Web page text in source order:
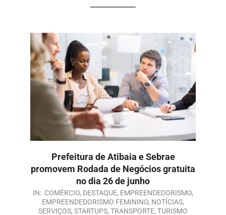
Prefeitura de Atibaia e Sebrae
promovem Rodada de Negócios gratuita
no dia 26 de junho
IN: COMÉRCIO, DESTAQUE, EMPREENDEDORISMO,
EMPREENDEDORISMO FEMININO, NOTÍCIAS,
SERVIÇOS, STARTUPS, TRANSPORTE, TURISMO